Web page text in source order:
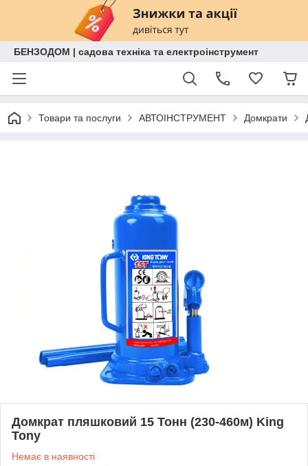
БЕНЗОДОМ | садова техніка та електроінструмент
Товари та послуги АВТОІНСТРУМЕНТ Домкрати
Домкрат пляшковий 15 Тонн (230-460м) King
Tony
Немає в наявності